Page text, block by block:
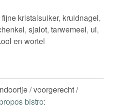
kristalsuiker, kruidnagel,
sjalot, tarwemeel, ui,
en wortel
/ voorgerecht /
bistro: